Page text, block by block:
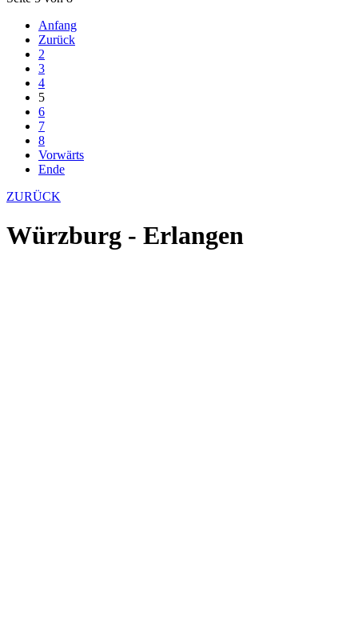
Anfang
Zurück
2
3
4
5
6
7
8
Vorwärts
Ende
ZURÜCK
Würzburg - Erlangen